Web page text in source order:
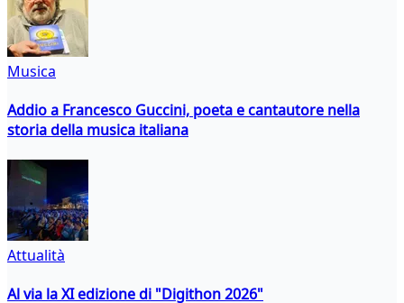
Musica
Addio a Francesco Guccini, poeta e cantautore nella
storia della musica italiana
Attualità
Al via la XI edizione di "Digithon 2026"